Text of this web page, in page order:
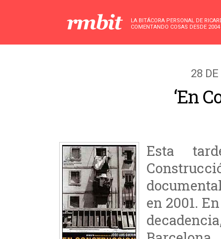
LA BITÁCORA PERSONAL DE
COMENTANDO COSAS DESDE 2004
28
‘En
Esta
en 2001.